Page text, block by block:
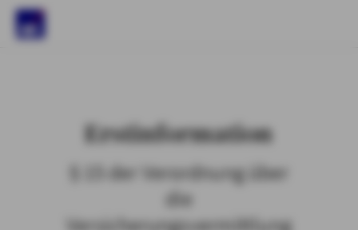
Erstinformation
§ 15 der Verordnung über
die